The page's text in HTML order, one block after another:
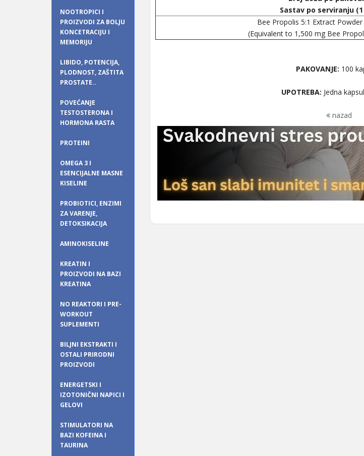
NOOTROPICI I
PROIZVODI ZA BOLJU
KONCETRACIJU I
MEMORIJU
LIBIDO, POTENCIJA,
PLODNOST, ZAŠTITA
PROSTATE..
POVEĆANJE
TESTOSTERONA I
HORMONA RASTA
PROTEINI
OMEGA 3 I
ESENCIJALNE MASNE
KISELINE
PROBIOTICI, ENZIMI
ZA VARENJE,
DETOKSIKACIJA
AMINOKISELINE
KREATIN I
PROIZVODI NA BAZI
KREATINA
NO REAKTORI I PRE-
WORKOUT
SUPLEMENTI
BILJNI EKSTRAKTI I
OSTALI PRIRODNI
PROIZVODI
ENERGETSKI I
IZOTONIČNI NAPICI I
GELOVI
STIMULATORI NA
BAZI KOFEINA I
TAURINA
Sastav po serviranju
Bee Propolis 5:1 Extract Powder
(Equivalent to 1,500 mg Bee
PAKOVANJE: 100
UPOTREBA: Jedna
nazad